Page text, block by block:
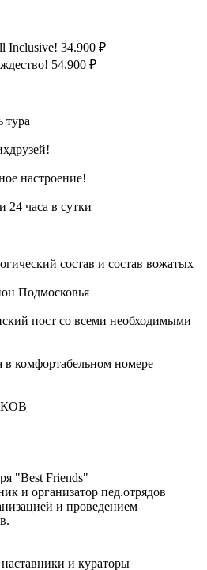
Inclusive! 34.900 ₽
54.900 ₽
тура
настроение!
24 часа в сутки
состав и состав вожатых
Подмосковья
пост со всеми необходимыми
в комфортабельном номере
"Best Friends"
и организатор пед.отрядов
и проведением
и кураторы